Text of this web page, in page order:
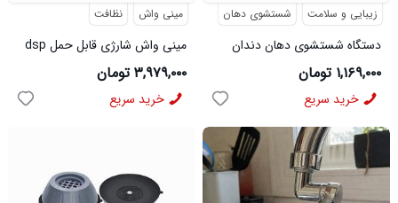
مینی واش نظافت
مینی واش شارژی قابل حمل dsp
مدل 48909
۳,۹۷۹,۰۰۰ تومان
خرید سریع
زیبایی و سلامت شستشوی دهان نظافت
دستگاه شستشوی دهان دندان
مدل 48522
۱,۱۶۹,۰۰۰ تومان
خرید سریع